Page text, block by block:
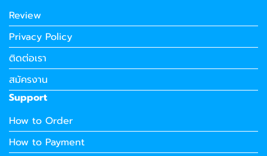
Review
Privacy Policy
ติดต่อเรา
สมัครงาน
Support
How to Order
How to Payment